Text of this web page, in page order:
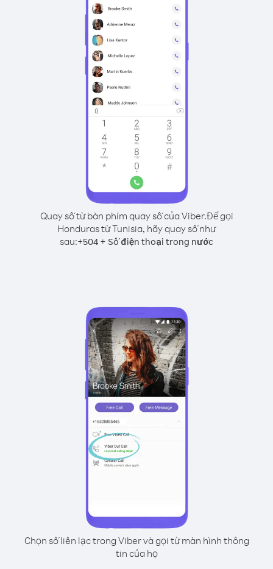
Quay số từ bàn phím quay số của Viber.Để gọi
Honduras từ Tunisia, hãy quay số như
sau:+504 + Số điện thoại trong nước
Chọn số liên lạc trong Viber và gọi từ màn hình thông
tin của họ